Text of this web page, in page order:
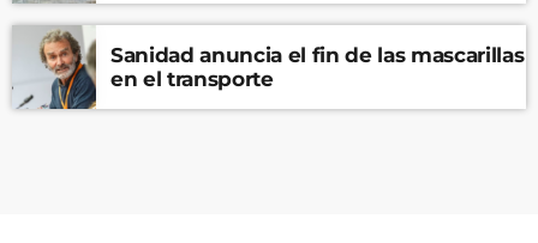
Sanidad anuncia el fin de las mascarillas
en el transporte